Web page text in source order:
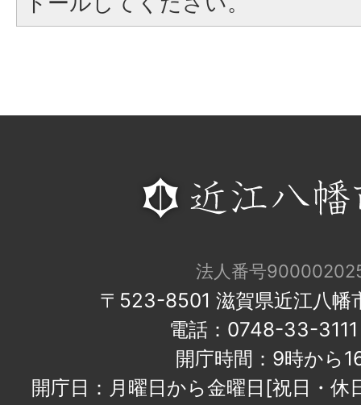
法人番号
〒523-8501 滋賀県近江八幡
電話：0748-33-
開庁時間：9時から
開庁日：月曜日から金曜日[祝日・